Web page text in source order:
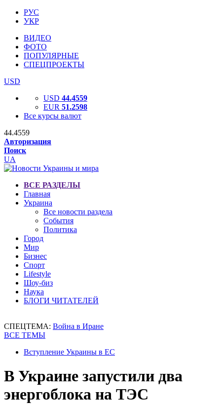
РУС
УКР
ВИДЕО
ФОТО
ПОПУЛЯРНЫЕ
СПЕЦПРОЕКТЫ
USD
USD 44.4559
EUR 51.2598
Все курсы валют
44.4559
Авторизация
Поиск
UA
ВСЕ РАЗДЕЛЫ
Главная
Украина
Все новости раздела
События
Политика
Город
Мир
Бизнес
Спорт
Lifestyle
Шоу-биз
Наука
БЛОГИ ЧИТАТЕЛЕЙ
СПЕЦТЕМА: Война в Иране
ВСЕ ТЕМЫ
Вступление Украины в ЕС
В Украине запустили два
энергоблока на ТЭС